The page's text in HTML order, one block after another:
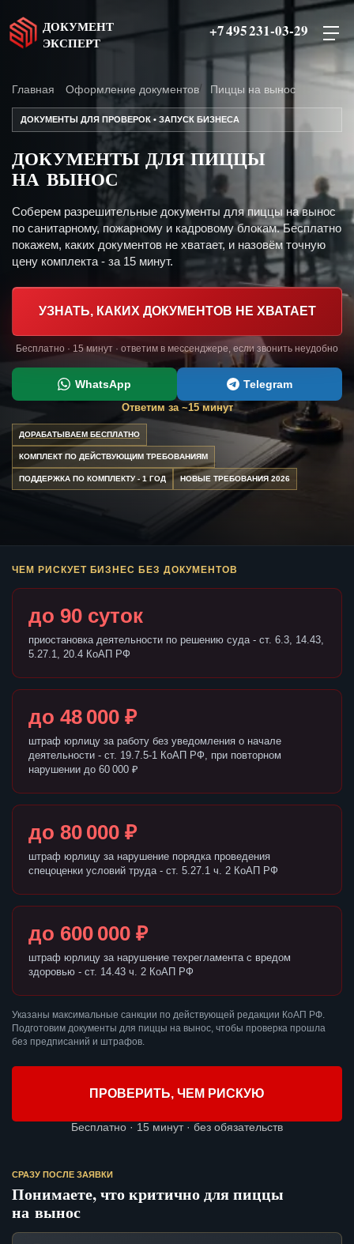
ДОКУМЕНТ
ЭКСПЕРТ
+7 495 231-03-29
Главная Оформление документов Пиццы на вынос
ДОКУМЕНТЫ ДЛЯ ПРОВЕРОК • ЗАПУСК БИЗНЕСА
ДОКУМЕНТЫ ДЛЯ ПИЦЦЫ
НА ВЫНОС
Соберем разрешительные документы для пиццы на вынос
по санитарному, пожарному и кадровому блокам. Бесплатно
покажем, каких документов не хватает, и назовём точную
цену комплекта - за 15 минут.
УЗНАТЬ, КАКИХ ДОКУМЕНТОВ НЕ ХВАТАЕТ
Бесплатно · 15 минут · ответим в мессенджере, если звонить неудобно
WhatsApp Telegram
Ответим за ~15 минут
ДОРАБАТЫВАЕМ БЕСПЛАТНО
КОМПЛЕКТ ПО ДЕЙСТВУЮЩИМ ТРЕБОВАНИЯМ
ПОДДЕРЖКА ПО КОМПЛЕКТУ - 1 ГОД НОВЫЕ ТРЕБОВАНИЯ 2026
ЧЕМ РИСКУЕТ БИЗНЕС БЕЗ ДОКУМЕНТОВ
до 90 суток
приостановка деятельности по решению суда - ст. 6.3, 14.43,
5.27.1, 20.4 КоАП РФ
до 48 000 ₽
штраф юрлицу за работу без уведомления о начале
деятельности - ст. 19.7.5-1 КоАП РФ, при повторном
нарушении до 60 000 ₽
до 80 000 ₽
штраф юрлицу за нарушение порядка проведения
спецоценки условий труда - ст. 5.27.1 ч. 2 КоАП РФ
до 600 000 ₽
штраф юрлицу за нарушение техрегламента с вредом
здоровью - ст. 14.43 ч. 2 КоАП РФ
Указаны максимальные санкции по действующей редакции КоАП РФ.
Подготовим документы для пиццы на вынос, чтобы проверка прошла
без предписаний и штрафов.
ПРОВЕРИТЬ, ЧЕМ РИСКУЮ
Бесплатно · 15 минут · без обязательств
СРАЗУ ПОСЛЕ ЗАЯВКИ
Понимаете, что критично для пиццы
на вынос